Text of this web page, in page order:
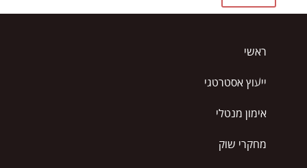
ראשי
ייעוץ אסטרטגי
אימון מנטלי
מחקרי שוק